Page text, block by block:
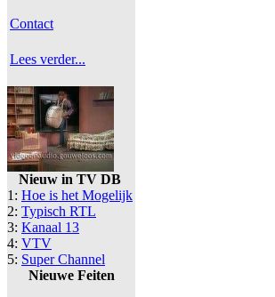
Contact
Lees verder...
Nieuw in TV DB
1: Hoe is het Mogelijk
2: Typisch RTL
3: Kanaal 13
4: VTV
5: Super Channel
Nieuwe Feiten